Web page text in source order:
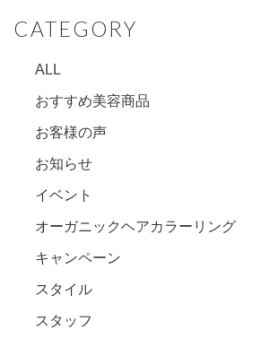
CATEGORY
ALL
おすすめ美容商品
お客様の声
お知らせ
イベント
オーガニックヘアカラーリング
キャンペーン
スタイル
スタッフ